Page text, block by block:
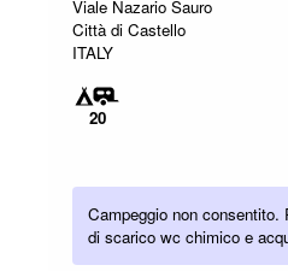
Viale Nazario Sauro
Città di Castello
ITALY
20
Campeggio non
di scarico wc chimico e